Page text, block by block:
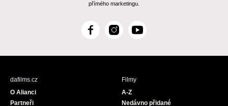
přímého marketingu.
F
c
I
s
Y
u
dafilms.cz
O Alianci
Partneři
Filmy
A-Z
Nedávno přidané